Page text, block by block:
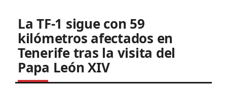
La TF-1 sigue con 59
kilómetros afectados en
Tenerife tras la visita del
Papa León XIV